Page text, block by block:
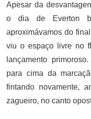
Apesar da
o dia de Everton
aproximávamos do
viu o espaço livre no
lançamento
para cima da
fintando novamente,
zagueiro, no canto